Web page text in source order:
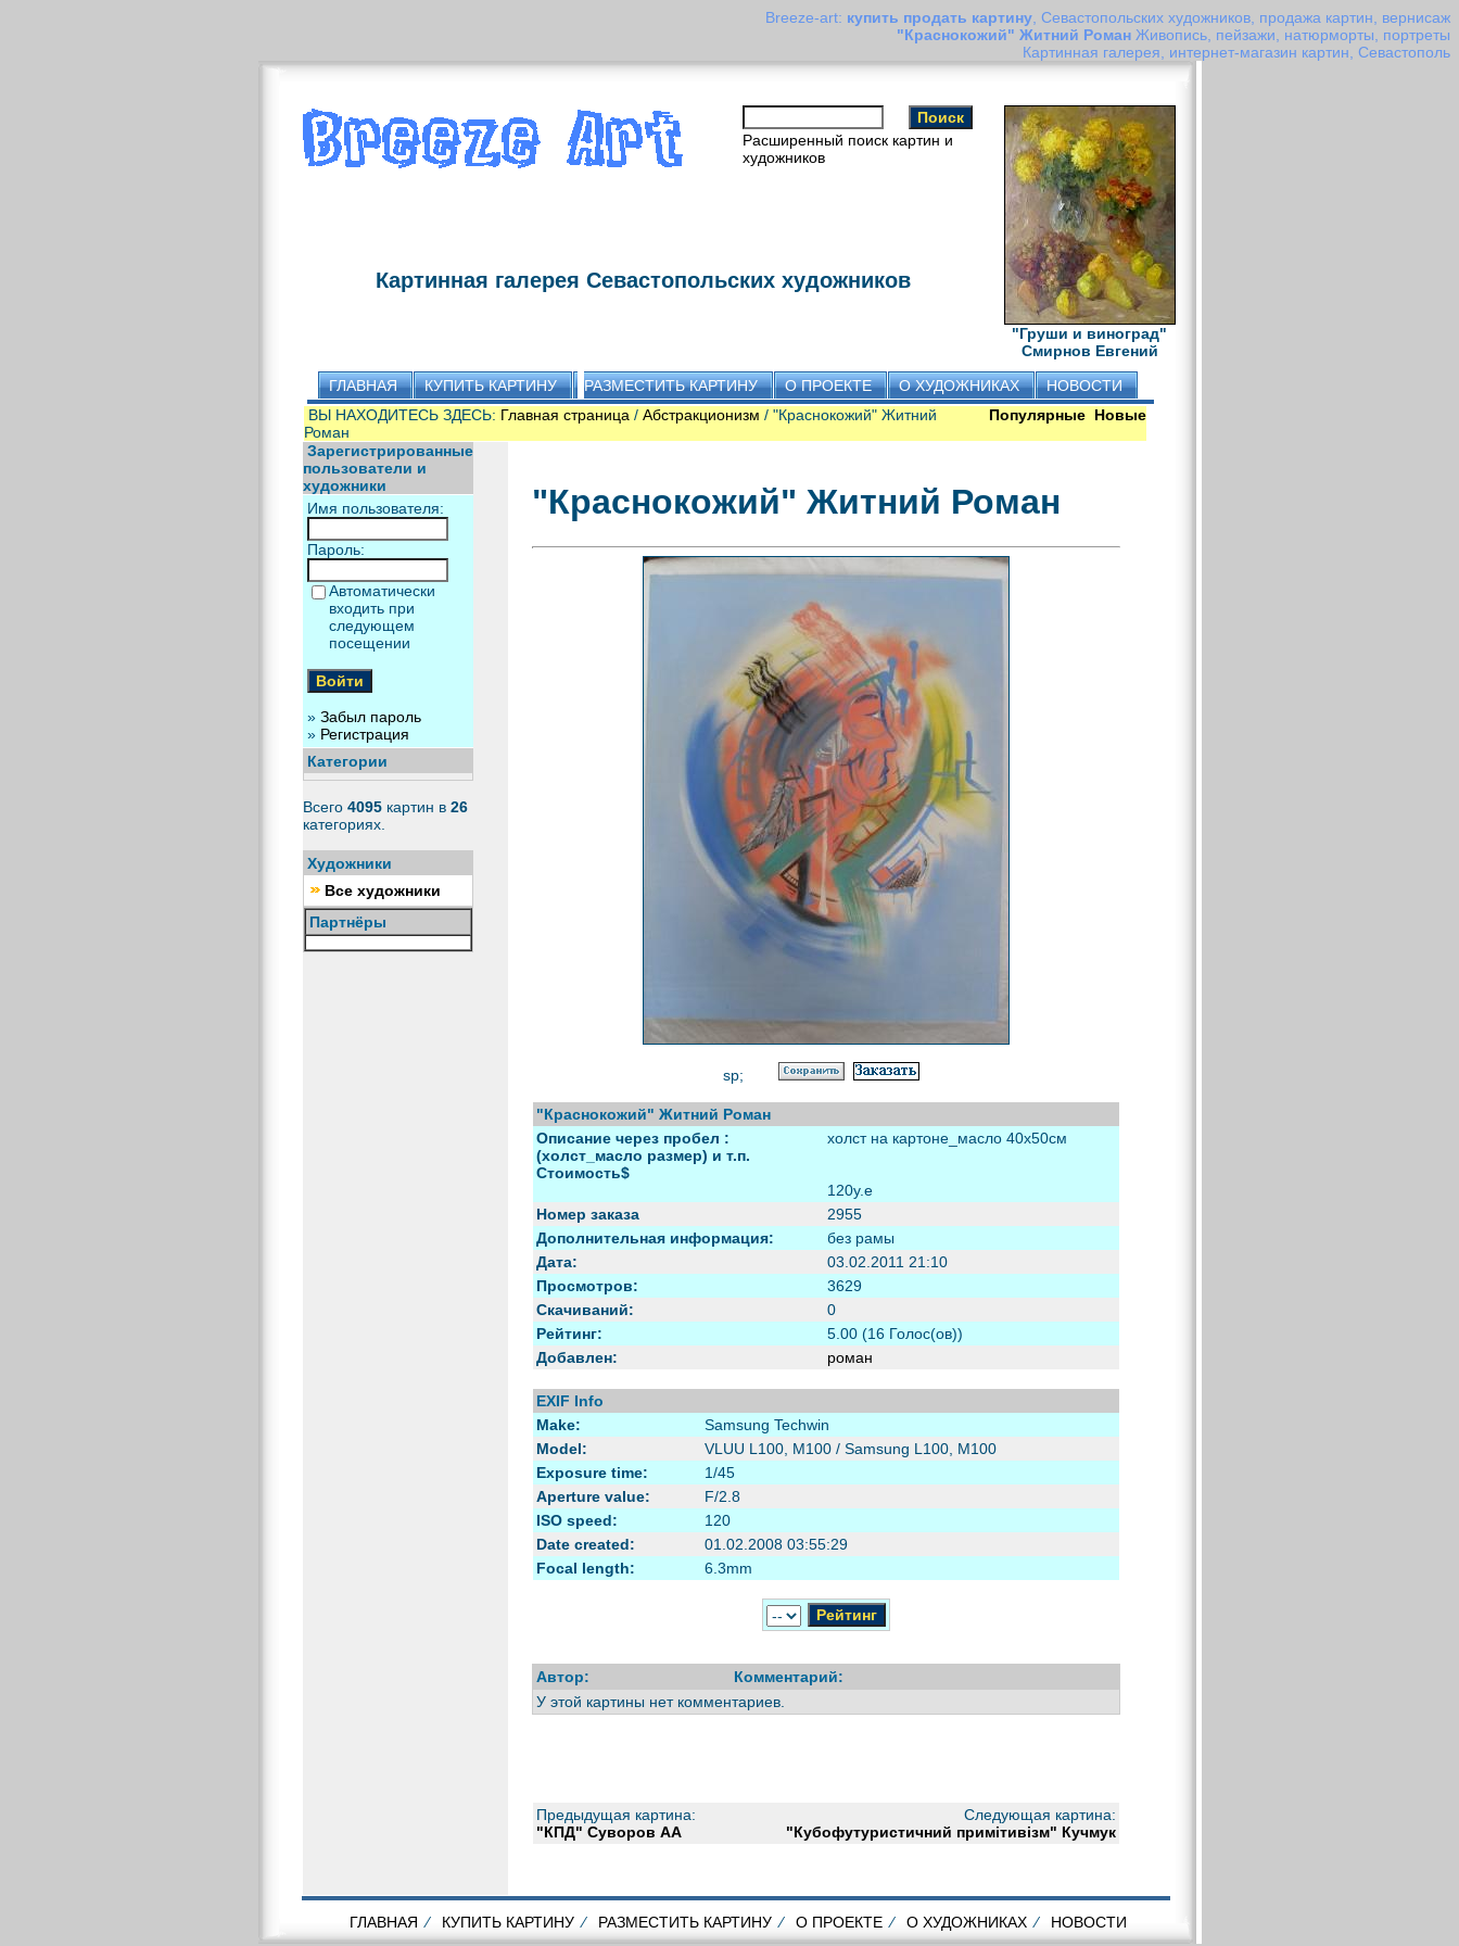
Breeze-art: купить продать картину , Севастопольских художников, продажа картин, вернисаж
"Краснокожий" Житний Роман Живопись, пейзажи, натюрморты, портреты
Картинная галерея, интернет-магазин картин, Севастополь
Расширенный поиск картин и
художников
"Груши и виноград"
Смирнов Евгений
Картинная галерея Севастопольских художников
ГЛАВНАЯ КУПИТЬ КАРТИНУ РАЗМЕСТИТЬ КАРТИНУ О ПРОЕКТЕ О ХУДОЖНИКАХ
НОВОСТИ
ВЫ НАХОДИТЕСЬ ЗДЕСЬ: Главная страница / Абстракционизм / "Краснокожий" Житний
Роман
Популярные Новые
Зарегистрированные
пользователи и
художники
Имя пользователя:
Пароль:
Автоматически
входить при
следующем
посещении
» Забыл пароль
» Регистрация
Категории
Всего 4095картин в 26
категориях.
Художники
Все художники
Партнёры
"Краснокожий" Житний Роман
sp;
"Краснокожий" Житний Роман
Описание через пробел :
(холст_масло размер) и т.п.
Стоимость$
холст на картоне_масло 40х50см
120у.е
Номер заказа
2955
Дополнительная информация:
без рамы
Дата:
03.02.2011 21:10
Просмотров:
3629
Скачиваний:
0
Рейтинг:
5.00 (16 Голос(ов))
Добавлен:
роман
EXIF Info
Make:
Samsung Techwin
Model:
VLUU L100, M100 / Samsung L100, M100
Exposure time:
1/45
Aperture value:
F/2.8
ISO speed:
120
Date created:
01.02.2008 03:55:29
Focal length:
6.3mm
Автор:
Комментарий:
У этой картины нет комментариев.
Предыдущая картина:
"КПД" Суворов АА
Следующая картина:
"Кубофутуристичний примітивізм" Кучмук
ГЛАВНАЯ ⁄ КУПИТЬ КАРТИНУ ⁄ РАЗМЕСТИТЬ КАРТИНУ ⁄ О ПРОЕКТЕ ⁄ О ХУДОЖНИКАХ ⁄ НОВОСТИ